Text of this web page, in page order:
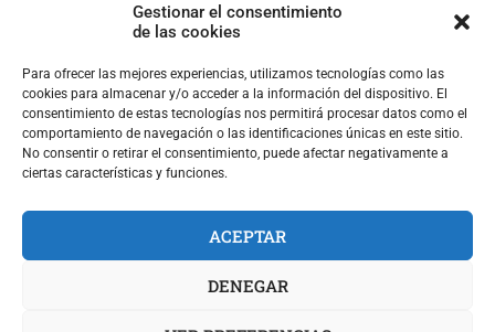
Gestionar el consentimiento
de las cookies
Para ofrecer las mejores experiencias, utilizamos tecnologías como las
cookies para almacenar y/o acceder a la información del dispositivo. El
consentimiento de estas tecnologías nos permitirá procesar datos como el
comportamiento de navegación o las identificaciones únicas en este sitio.
No consentir o retirar el consentimiento, puede afectar negativamente a
ciertas características y funciones.
ACEPTAR
DENEGAR